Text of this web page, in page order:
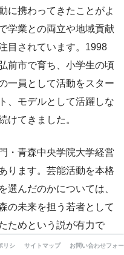
に携わってきたことがよ
学業との両立や地域貢献
目されています。1998
前市で育ち、小学生の頃
一員として活動をスター
、モデルとして活躍しな
けてきました。
・青森中央学院大学経営
ります。芸能活動を本格
選んだのかについては、
の未来を担う若者として
ためという説が有力で
に青森県で大学生活を送
シー サイトマップ お問い合わせフォ